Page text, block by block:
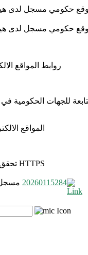
حكومي مسجل لدى
حكومي مسجل لدى
روابط المواقع
المواقع
تحقق من أن الموقع يستخدم بروتوكول HTTPS
مسجل 20260115284